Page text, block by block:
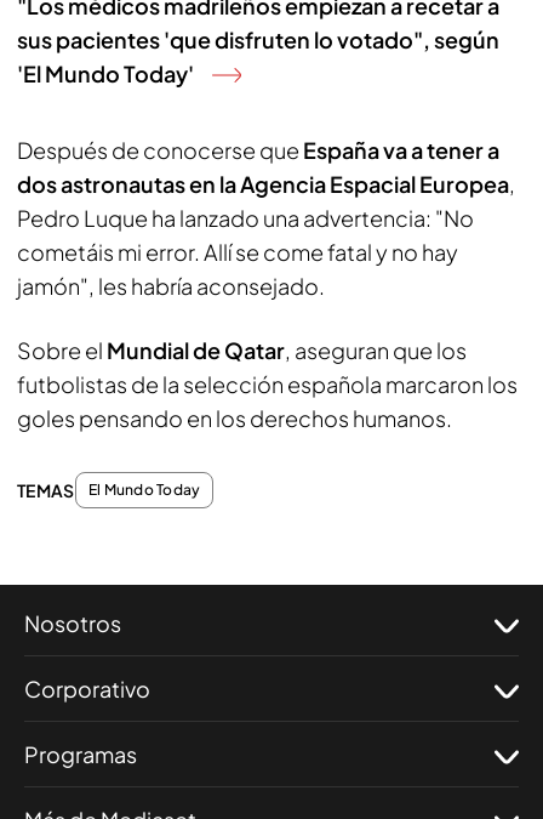
sus pacientes 'que disfruten lo votado", según
'El Mundo Today'
Después de conocerse que España va a tener a
dos astronautas en la Agencia Espacial Europea,
Pedro Luque ha lanzado una advertencia: "No
cometáis mi error. Allí se come fatal y no hay
jamón", les habría aconsejado.
Sobre el Mundial de Qatar, aseguran que los
futbolistas de la selección española marcaron los
goles pensando en los derechos humanos.
TEMAS El Mundo Today
Nosotros
Corporativo
Programas